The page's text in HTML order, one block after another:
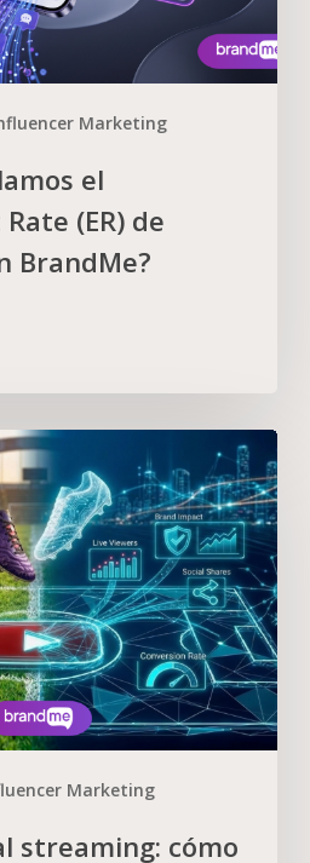
Marketing
el
(ER) de
BrandMe?
Marketing
streaming: cómo